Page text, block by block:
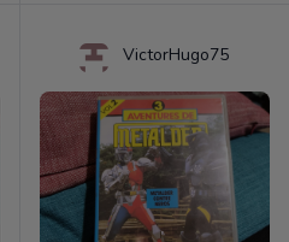
VictorHugo75